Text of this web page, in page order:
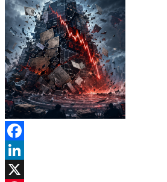
Facebook
LinkedIn